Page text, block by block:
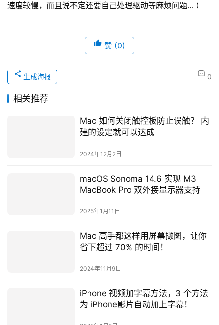
速度较慢，而且说不定还要自己处理驱动等麻烦问题… ）
赞 (0)
0
生成海报
相关推荐
Mac 如何关闭触控板防止误触？ 内
建的设定就可以达成
2024年12月2日
macOS Sonoma 14.6 实现 M3
MacBook Pro 双外接显示器支持
2025年1月11日
Mac 高手都这样用屏幕撷图，让你
省下超过 70% 的时间！
2024年11月9日
iPhone 视频加字幕方法，3 个方法
为 iPhone影片自动加上字幕！